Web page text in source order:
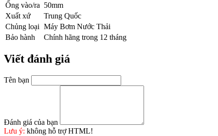
Ống vào/ra 50mm
Xuất xứ
Trung Quốc
Chủng loại Máy Bơm Nước Thải
Bảo hành
Chính hãng trong 12 tháng
Viết đánh giá
Tên bạn
Đánh giá của bạn
Lưu ý: không hỗ trợ HTML!